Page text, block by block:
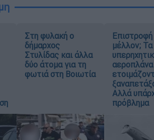
Στη φυλακή ο
δήμαρχος
Στυλίδας και άλλα
δύο άτομα για τη
φωτιά στη Βοιωτία
μέλλον; Τα
αεροπλάνα
Αλλά
πρόβλημα